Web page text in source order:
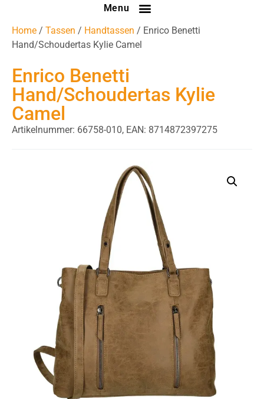
Menu
Home / Tassen / Handtassen / Enrico Benetti
Hand/Schoudertas Kylie Camel
Enrico Benetti
Hand/Schoudertas Kylie
Camel
Artikelnummer: 66758-010, EAN: 8714872397275